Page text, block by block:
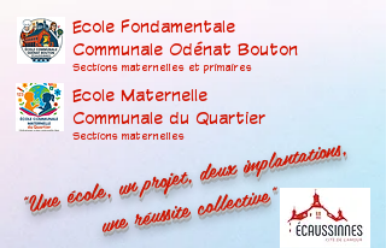
Ecole Fondamentale
Communale Odénat Bouton
Sections maternelles et primaires
Ecole Maternelle
Communale du Quartier
Sections maternelles
"Une école, un projet, deux implantations,
une réussite collective"